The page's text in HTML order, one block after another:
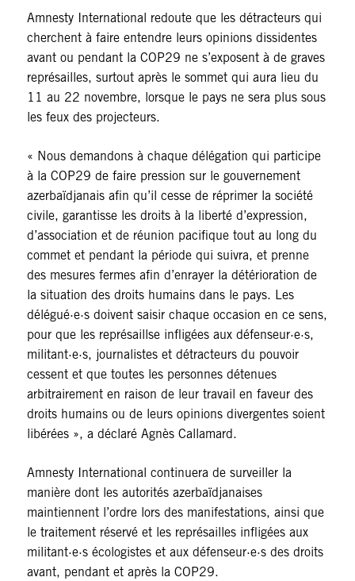
Amnesty International redoute que les détracteurs qui
cherchent à faire entendre leurs opinions dissidentes
avant ou pendant la COP29 ne s’exposent à de graves
représailles, surtout après le sommet qui aura lieu du
11 au 22 novembre, lorsque le pays ne sera plus sous
les feux des projecteurs.
« Nous demandons à chaque délégation qui participe
à la COP29 de faire pression sur le gouvernement
azerbaïdjanais afin qu’il cesse de réprimer la société
civile, garantisse les droits à la liberté d’expression,
d’association et de réunion pacifique tout au long du
commet et pendant la période qui suivra, et prenne
des mesures fermes afin d’enrayer la détérioration de
la situation des droits humains dans le pays. Les
délégué·e·s doivent saisir chaque occasion en ce sens,
pour que les représaillse infligées aux défenseur·e·s,
militant·e·s, journalistes et détracteurs du pouvoir
cessent et que toutes les personnes détenues
arbitrairement en raison de leur travail en faveur des
droits humains ou de leurs opinions divergentes soient
libérées », a déclaré Agnès Callamard.
Amnesty International continuera de surveiller la
manière dont les autorités azerbaïdjanaises
maintiennent l’ordre lors des manifestations, ainsi que
le traitement réservé et les représailles infligées aux
militant·e·s écologistes et aux défenseur·e·s des droits
avant, pendant et après la COP29.